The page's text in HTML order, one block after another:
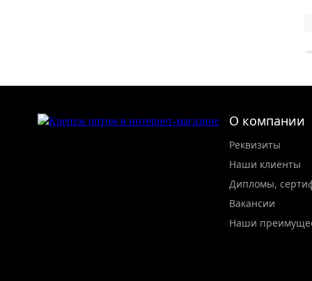
О компании
Реквизиты
Наши клиенты
Дипломы,
Вакансии
Наши